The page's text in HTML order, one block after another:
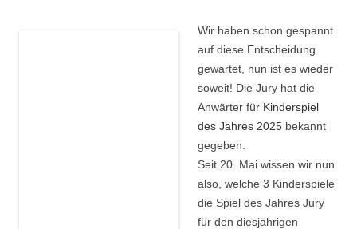
Wir haben schon gespannt
auf diese Entscheidung
gewartet, nun ist es wieder
soweit! Die Jury hat die
Anwärter für Kinderspiel
des Jahres 2025 bekannt
gegeben.
Seit 20. Mai wissen wir nun
also, welche 3 Kinderspiele
die Spiel des Jahres Jury
für den diesjährigen